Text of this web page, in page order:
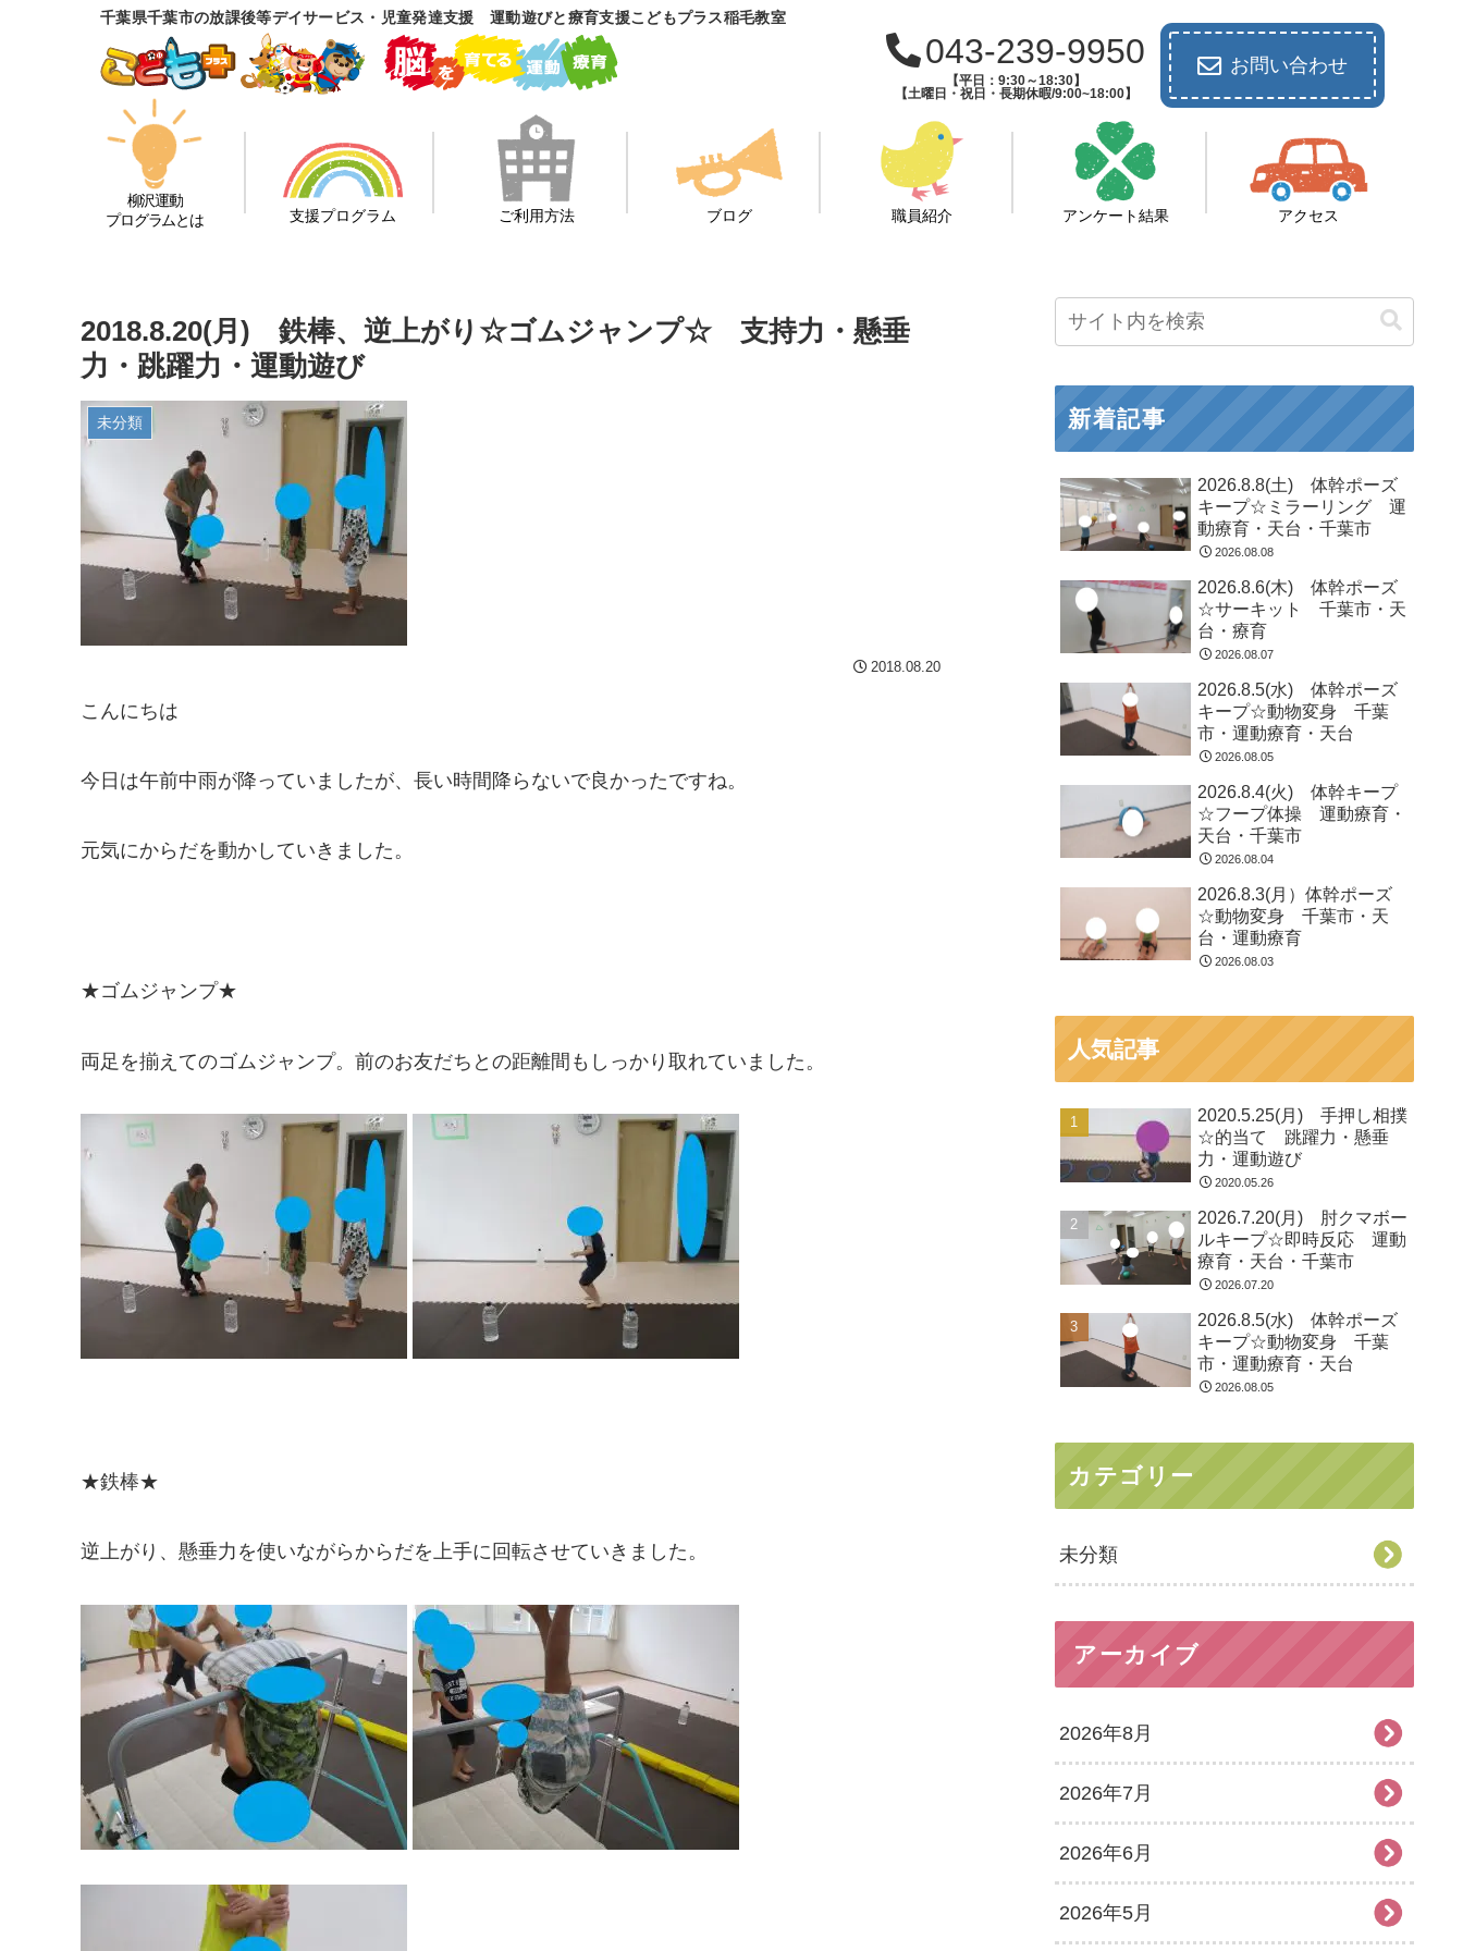
千葉県千葉市の放課後等デイサービス・児童発達支援 運動遊びと療育支援こどもプラス稲毛教室
043-239-9950
【平日：9:30～18:30】
【土曜日・祝日・長期休暇/9:00~18:00】
お問い合わせ
柳沢運動
プログラムとは
支援プログラム ご利用方法 ブログ 職員紹介 アンケート結果 アクセス
2018.8.20(月) 鉄棒、逆上がり☆ゴムジャンプ☆ 支持力・懸垂
力・跳躍力・運動遊び
未分類
2018.08.20
こんにちは
今日は午前中雨が降っていましたが、長い時間降らないで良かったですね。
元気にからだを動かしていきました。
★ゴムジャンプ★
両足を揃えてのゴムジャンプ。前のお友だちとの距離間もしっかり取れていました。
★鉄棒★
逆上がり、懸垂力を使いながらからだを上手に回転させていきました。
新着記事
2026.8.8(土) 体幹ポーズ
キープ☆ミラーリング 運
動療育・天台・千葉市
2026.08.08
2026.8.6(木) 体幹ポーズ
☆サーキット 千葉市・天
台・療育
2026.08.07
2026.8.5(水) 体幹ポーズ
キープ☆動物変身 千葉
市・運動療育・天台
2026.08.05
2026.8.4(火) 体幹キープ
☆フープ体操 運動療育・
天台・千葉市
2026.08.04
2026.8.3(月）体幹ポーズ
☆動物変身 千葉市・天
台・運動療育
2026.08.03
人気記事
2020.5.25(月) 手押し相撲
☆的当て 跳躍力・懸垂
力・運動遊び
2020.05.26
2026.7.20(月) 肘クマボー
ルキープ☆即時反応 運動
療育・天台・千葉市
2026.07.20
2026.8.5(水) 体幹ポーズ
キープ☆動物変身 千葉
市・運動療育・天台
2026.08.05
カテゴリー
未分類
アーカイブ
2026年8月
2026年7月
2026年6月
2026年5月